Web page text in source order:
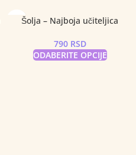
Šolja – Najboja učiteljica
790 RSD
ODABERITE OPCIJE